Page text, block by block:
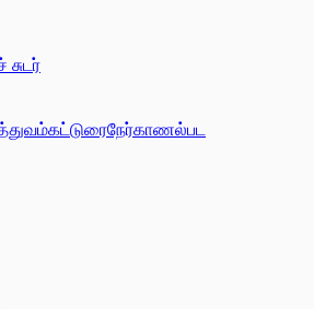
சுடர்
கட்டுரைநேர்காணல்பட